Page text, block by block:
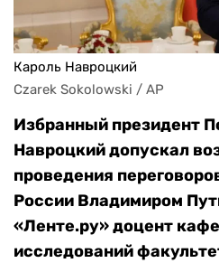
Кароль Навроцкий
Czarek Sokolowski / AP
Избранный президент
Навроцкий допускал
проведения
России Владимиром
«Ленте.ру» доцент
исследований